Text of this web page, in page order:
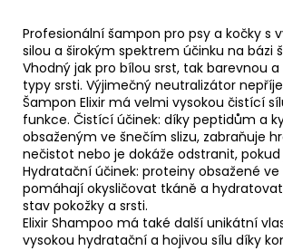
Profesionální šampon pro psy a kočky s
silou a širokým spektrem účinku na bázi
Vhodný jak pro bílou srst, tak barevnou
typy srsti. Výjimečný neutralizátor
Šampon Elixir má velmi vysokou čistící
funkce. Čistící účinek: díky peptidům a
obsaženým ve šnečím slizu, zabraňuje
nečistot nebo je dokáže odstranit,
Hydratační účinek: proteiny obsažené ve
pomáhají okysličovat tkáně a
stav pokožky a srsti.
Elixir Shampoo má také další unikátní
vysokou hydratační a hojivou sílu díky